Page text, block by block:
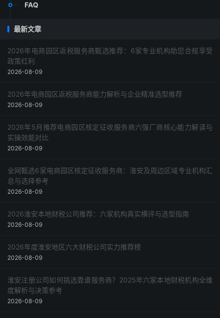
FAQ
最新文章
2026年电商园区返税服务商甄选推荐：6家专业机构助您合规享受
政策红利
2026-08-09
2026年电商园区返税服务商能力解析与企业精准选型推荐
2026-08-09
2026年5月推荐电商园区核定征收服务商六强厂商核心能力解读与
实操效能对比
2026-08-09
全网甄选6家电商园区核定征收服务商：淮安及周边区域专业机构汇
总与选择参考
2026-08-09
2026淮安本地财税公司推荐：六家机构真实横评与选型指南
2026-08-09
2026年度淮安地区六大财税公司实力推荐榜
2026-08-09
淮安注册公司如何挑选靠谱服务商？2025年六家本地财税机构全维
度解析与决策参考
2026-08-09